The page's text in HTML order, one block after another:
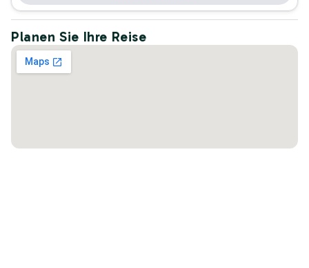
Planen Sie Ihre Reise